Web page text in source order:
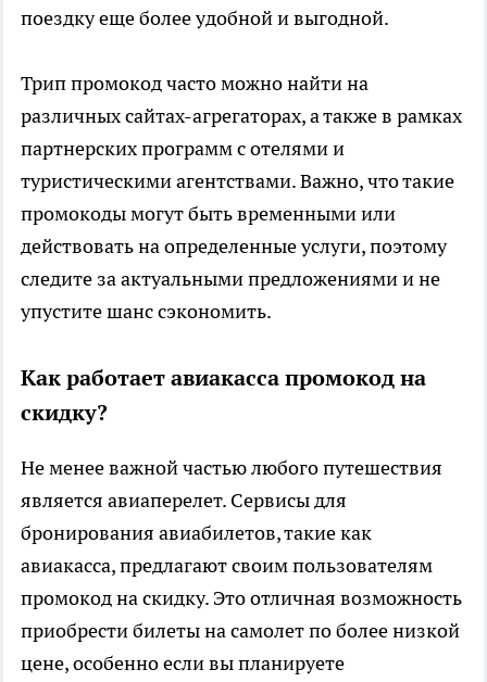
поездку еще более удобной и выгодной.
Трип промокод часто можно найти на
различных сайтах-агрегаторах, а также в рамках
партнерских программ с отелями и
туристическими агентствами. Важно, что такие
промокоды могут быть временными или
действовать на определенные услуги, поэтому
следите за актуальными предложениями и не
упустите шанс сэкономить.
Как работает авиакасса промокод на
скидку?
Не менее важной частью любого путешествия
является авиаперелет. Сервисы для
бронирования авиабилетов, такие как
авиакасса, предлагают своим пользователям
промокод на скидку. Это отличная возможность
приобрести билеты на самолет по более низкой
цене, особенно если вы планируете